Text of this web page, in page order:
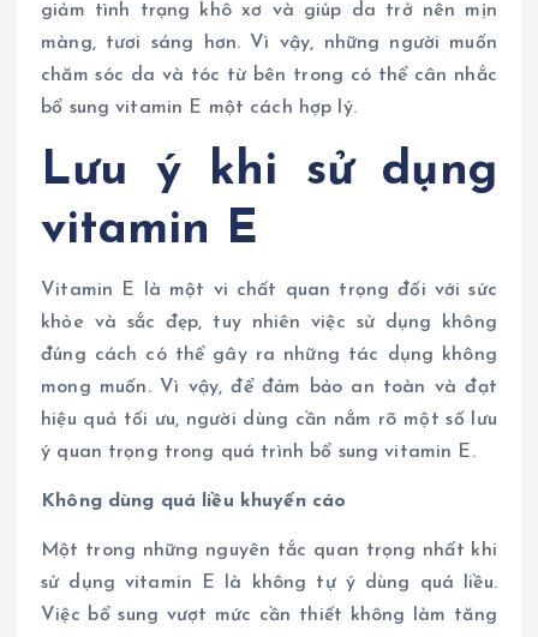
giảm tình trạng khô xơ và giúp da trở nên mịn
màng, tươi sáng hơn. Vì vậy, những người muốn
chăm sóc da và tóc từ bên trong có thể cân nhắc
bổ sung vitamin E một cách hợp lý.
Lưu ý khi sử dụng
vitamin E
Vitamin E là một vi chất quan trọng đối với sức
khỏe và sắc đẹp, tuy nhiên việc sử dụng không
đúng cách có thể gây ra những tác dụng không
mong muốn. Vì vậy, để đảm bảo an toàn và đạt
hiệu quả tối ưu, người dùng cần nắm rõ một số lưu
ý quan trọng trong quá trình bổ sung vitamin E.
Không dùng quá liều khuyến cáo
Một trong những nguyên tắc quan trọng nhất khi
sử dụng vitamin E là không tự ý dùng quá liều.
Việc bổ sung vượt mức cần thiết không làm tăng